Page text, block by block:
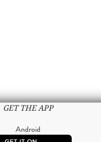
GET THE APP
Android